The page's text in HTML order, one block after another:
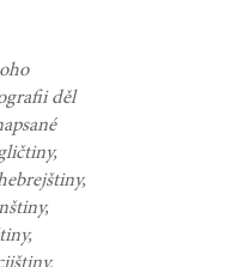
děl